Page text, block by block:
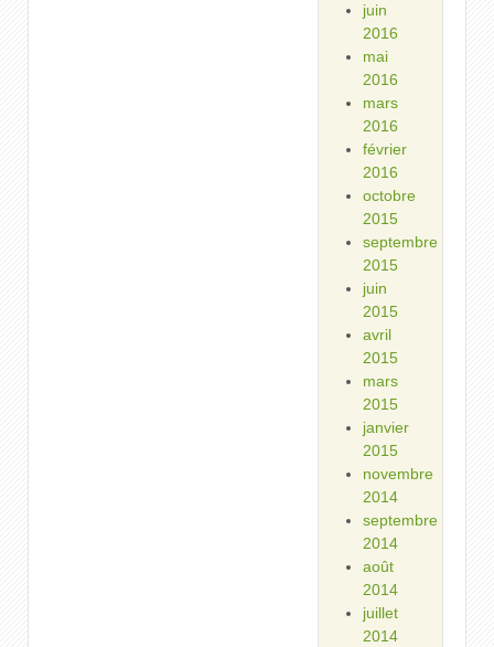
juin
2016
mai
2016
mars
2016
février
2016
octobre
2015
septembre
2015
juin
2015
avril
2015
mars
2015
janvier
2015
novembre
2014
septembre
2014
août
2014
juillet
2014